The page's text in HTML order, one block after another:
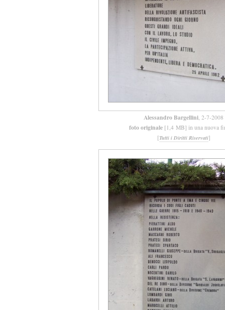
Alessandro Bargellini, 2-7-2008
foto originale [1,4 MB] in una nuova
[Tutti i Diritti Riservati]